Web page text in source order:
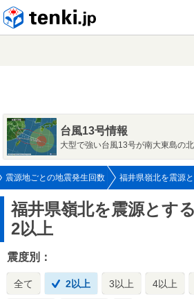
台風13号情報
大型で強い台風13号が南大東島の
震源地ごとの地震発生回数 福井県嶺北を震源
福井県嶺北を震源とす
2以上
震度別：
全て 2以上 3以上 4以上